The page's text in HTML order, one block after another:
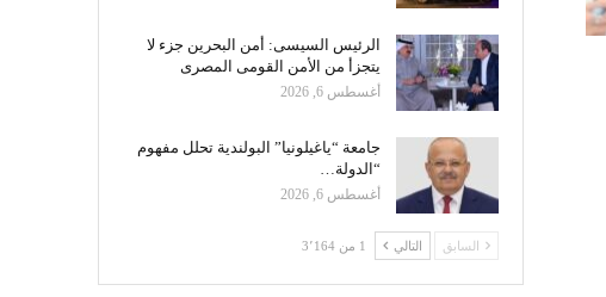
الرئيس السيسى: أمن البحرين جزء لا
يتجزأ من الأمن القومى المصرى
أغسطس 6, 2026
جامعة “ياغيلونيا” البولندية تحلل مفهوم
“الدولة…
أغسطس 6, 2026
السابق التالي 1 من 3٬164